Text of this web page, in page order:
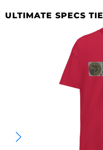
ULTIMATE SPECS